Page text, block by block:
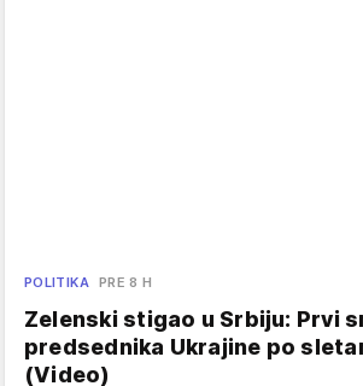
POLITIKA PRE 8 H
Zelenski stigao u Srbiju: Prvi
predsednika Ukrajine po
(Video)